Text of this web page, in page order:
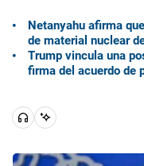
Netanyahu afirma
de material nuclear
Trump vincula una
firma del acuerdo de